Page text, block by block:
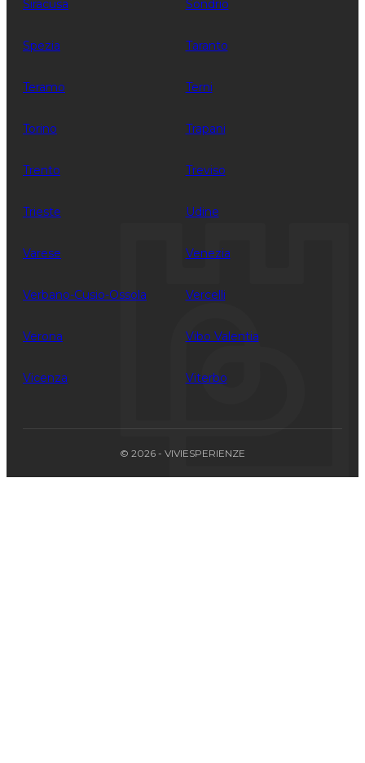
Siracusa Sondrio
Spezia Taranto
Teramo Terni
Torino Trapani
Trento Treviso
Trieste Udine
Varese Venezia
Verbano-Cusio-Ossola Vercelli
Verona Vibo Valentia
Vicenza Viterbo
© 2026 - VIVIESPERIENZE